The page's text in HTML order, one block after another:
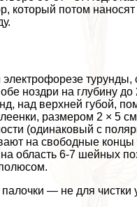
который потом наносят
ноздри на глубину
над верхней губой,
размером 2 × 5
(одинаковый с
на свободные концы
область 6-7 шейных
— не для чистки